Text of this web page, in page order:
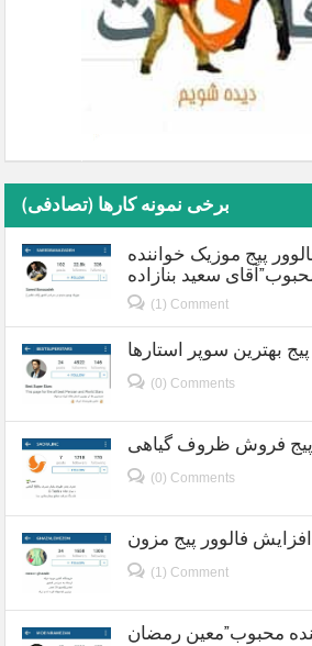
برخی نمونه کارها (تصادفی)
پیج موزیک خواننده
(1) Comment
بهترین سوپر استارها
(0) Comments
پیج فروش ظروف گیاهی
(0) Comments
افزایش فالوور پیج مزون
(1) Comment